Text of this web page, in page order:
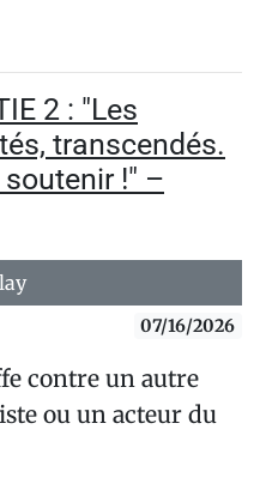
2 : "Les
transcendés.
!" –
07/16/2026
contre un autre
ou un acteur du